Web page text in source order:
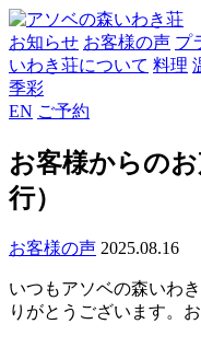
お知らせ お客様の声 プ
いわき荘について 料理
季彩
EN ご予約
お客様からの
行）
お客様の声 2025.08.16
いつもアソベの森いわ
りがとうございます。